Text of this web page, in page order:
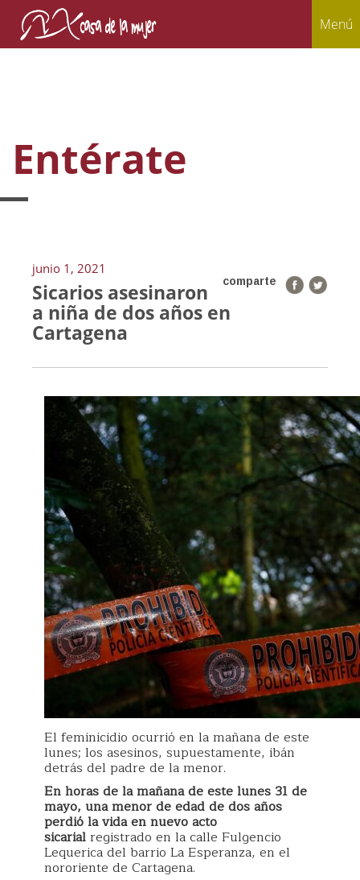
Menú
Entérate
junio 1, 2021
comparte
Sicarios asesinaron
a niña de dos años en
Cartagena
El feminicidio ocurrió en la mañana de este
lunes; los asesinos, supuestamente, ibán
detrás del padre de la menor.
En horas de la mañana de este lunes 31 de
mayo, una menor de edad de dos años
perdió la vida en nuevo acto
sicarialregistrado en la calle Fulgencio
Lequerica del barrio La Esperanza, en el
nororiente de Cartagena.